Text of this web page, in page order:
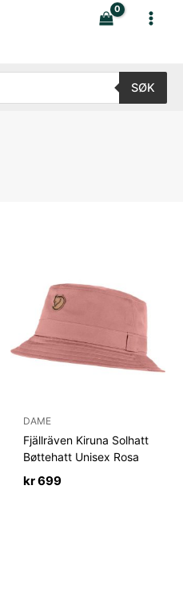
SØK
DAME
Fjällräven Kiruna Solhatt
Bøttehatt Unisex Rosa
kr699